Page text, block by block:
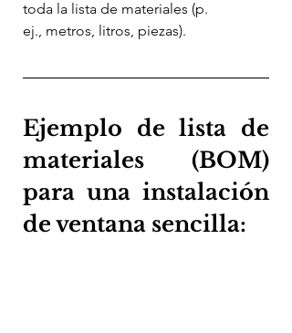
toda la lista de materiales (p.
ej., metros, litros, piezas).
Ejemplo de lista de
materiales (BOM)
para una instalación
de ventana sencilla: